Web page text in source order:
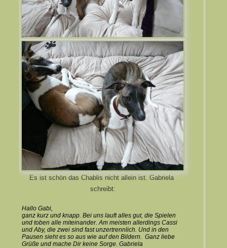
Es ist schön das Chablis nicht allein ist. Gabriela
schreibt:
Hallo Gabi,
ganz kurz und knapp. Bei uns lauft alles gut, die Spielen
und toben alle miteinander. Am meisten allerdings Cassi
und Aby, die zwei sind fast unzertrennlich. Und in den
Pausen sieht es so aus wie auf den Bildern. Ganz liebe
Grüße und mache Dir keine Sorge. Gabriela